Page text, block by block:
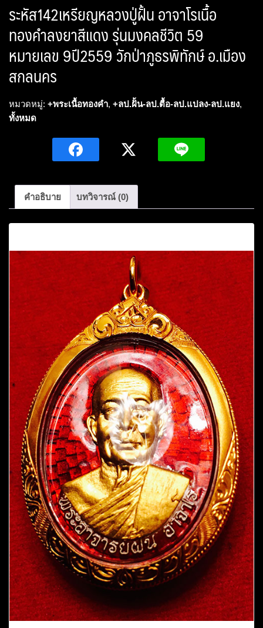
ระหัส142เหรียญหลวงปู่ฝั้น อาจาโรเนื้อ
ทองคำลงยาสีแดง รุ่นมงคลชีวิต 59
หมายเลข 9ปี2559 วักป่าภูธรพิทักษ์ อ.เมือง
สกลนคร
หมวดหมู่: +พระเนื้อทองคำ, +ลป.ฝั้น-ลป.ตื้อ-ลป.แปลง-ลป.แยง,
ทั้งหมด
คำอธิบาย บทวิจารณ์ (0)